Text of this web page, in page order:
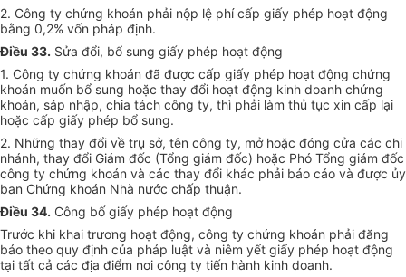
2. Công ty chứng khoán phải nộp lệ phí cấp giấy phép hoạt động
bằng 0,2% vốn pháp định.
Điều 33. Sửa đổi, bổ sung giấy phép hoạt động
1. Công ty chứng khoán đã được cấp giấy phép hoạt động chứng
khoán muốn bổ sung hoặc thay đổi hoạt động kinh doanh chứng
khoán, sáp nhập, chia tách công ty, thì phải làm thủ tục xin cấp lại
hoặc cấp giấy phép bổ sung.
2. Những thay đổi về trụ sở, tên công ty, mở hoặc đóng cửa các chi
nhánh, thay đổi Giám đốc (Tổng giám đốc) hoặc Phó Tổng giám đốc
công ty chứng khoán và các thay đổi khác phải báo cáo và được ủy
ban Chứng khoán Nhà nước chấp thuận.
Điều 34. Công bố giấy phép hoạt động
Trước khi khai trương hoạt động, công ty chứng khoán phải đăng
báo theo quy định của pháp luật và niêm yết giấy phép hoạt động
tại tất cả các địa điểm nơi công ty tiến hành kinh doanh.